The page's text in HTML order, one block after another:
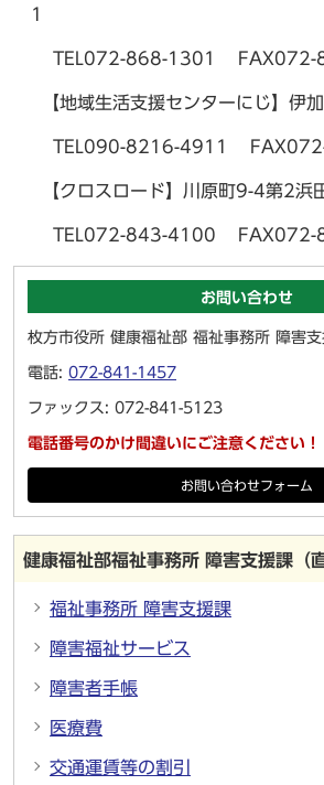
1
TEL072-868-1301 FAX072-
【地域生活支援センターにじ】伊
TEL090-8216-4911
【クロスロード】川原町9-4第2浜
TEL072-843-4100 FAX072-
お問い合わせ
枚方市役所 健康福祉部 福祉事務所 障害支
電話: 072-841-1457
ファックス: 072-841-5123
電話番号のかけ間違いにご注意ください！
お問い合わせフォーム
健康福祉部福祉事務所 障害支援課（直
福祉事務所 障害支援課
障害福祉サービス
障害者手帳
医療費
交通運賃等の割引